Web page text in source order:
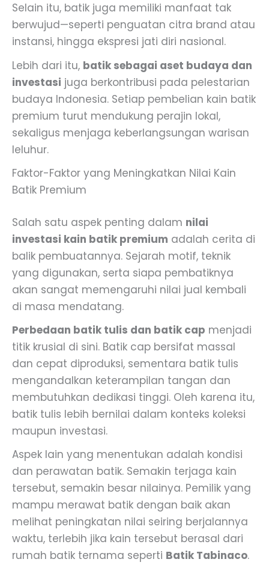
Selain itu, batik juga memiliki manfaat tak
berwujud—seperti penguatan citra brand atau
instansi, hingga ekspresi jati diri nasional.
Lebih dari itu, batik sebagai aset budaya dan
investasi juga berkontribusi pada pelestarian
budaya Indonesia. Setiap pembelian kain batik
premium turut mendukung perajin lokal,
sekaligus menjaga keberlangsungan warisan
leluhur.
Faktor-Faktor yang Meningkatkan Nilai Kain
Batik Premium
Salah satu aspek penting dalam nilai
investasi kain batik premium adalah cerita di
balik pembuatannya. Sejarah motif, teknik
yang digunakan, serta siapa pembatiknya
akan sangat memengaruhi nilai jual kembali
di masa mendatang.
Perbedaan batik tulis dan batik cap menjadi
titik krusial di sini. Batik cap bersifat massal
dan cepat diproduksi, sementara batik tulis
mengandalkan keterampilan tangan dan
membutuhkan dedikasi tinggi. Oleh karena itu,
batik tulis lebih bernilai dalam konteks koleksi
maupun investasi.
Aspek lain yang menentukan adalah kondisi
dan perawatan batik. Semakin terjaga kain
tersebut, semakin besar nilainya. Pemilik yang
mampu merawat batik dengan baik akan
melihat peningkatan nilai seiring berjalannya
waktu, terlebih jika kain tersebut berasal dari
rumah batik ternama seperti Batik Tabinaco.